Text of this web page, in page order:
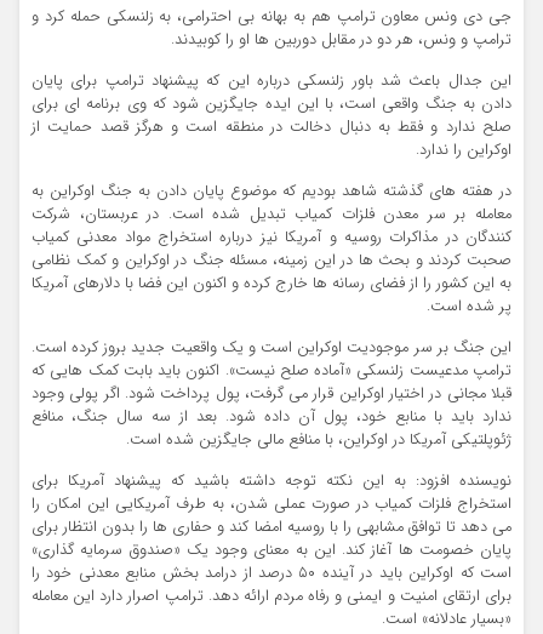
جی دی ونس معاون ترامپ هم به بهانه بی احترامی، به زلنسکی حمله کرد و
ترامپ و ونس، هر دو در مقابل دوربین ها او را کوبیدند.
این جدال باعث شد باور زلنسکی درباره این که پیشنهاد ترامپ برای پایان
دادن به جنگ واقعی است، با این ایده جایگزین شود که وی برنامه ای برای
صلح ندارد و فقط به دنبال دخالت در منطقه است و هرگز قصد حمایت از
اوکراین را ندارد.
در هفته های گذشته شاهد بودیم که موضوع پایان دادن به جنگ اوکراین به
معامله بر سر معدن فلزات کمیاب تبدیل شده است. در عربستان، شرکت
کنندگان در مذاکرات روسیه و آمریکا نیز درباره استخراج مواد معدنی کمیاب
صحبت کردند و بحث ها در این زمینه، مسئله جنگ در اوکراین و کمک نظامی
به این کشور را از فضای رسانه ها خارج کرده و اکنون این فضا با دلارهای آمریکا
پر شده است.
این جنگ بر سر موجودیت اوکراین است و یک واقعیت جدید بروز کرده است.
ترامپ مدعیست زلنسکی «آماده صلح نیست». اکنون باید بابت کمک هایی که
قبلا مجانی در اختیار اوکراین قرار می گرفت، پول پرداخت شود. اگر پولی وجود
ندارد باید با منابع خود، پول آن داده شود. بعد از سه سال جنگ، منافع
ژئوپلتیکی آمریکا در اوکراین، با منافع مالی جایگزین شده است.
نویسنده افزود: به این نکته توجه داشته باشید که پیشنهاد آمریکا برای
استخراج فلزات کمیاب در صورت عملی شدن، به طرف آمریکایی این امکان را
می دهد تا توافق مشابهی را با روسیه امضا کند و حفاری ها را بدون انتظار برای
پایان خصومت ها آغاز کند. این به معنای وجود یک «صندوق سرمایه گذاری»
است که اوکراین باید در آینده ۵۰ درصد از درامد بخش منابع معدنی خود را
برای ارتقای امنیت و ایمنی و رفاه مردم ارائه دهد. ترامپ اصرار دارد این معامله
«بسیار عادلانه» است.